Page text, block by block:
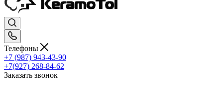
Телефоны
+7 (987) 943-43-90
+7(927) 268-84-62
Заказать звонок